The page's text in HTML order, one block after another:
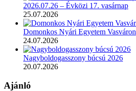
2026.07.26 – Évközi 17. vasárnap
25.07.2026
Domonkos Nyári Egyetem Vasváron
24.07.2026
Nagyboldogasszony búcsú 2026
20.07.2026
Ajánló